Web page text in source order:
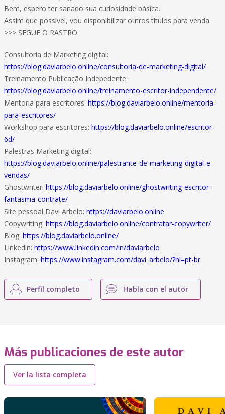
Bem, espero ter sanado sua curiosidade básica.
Assim que possível, vou disponibilizar outros títulos para venda.
>>> SEGUE O RASTRO
Consultoria de Marketing digital:
https://blog.daviarbelo.online/consultoria-de-marketing-digital/
Treinamento Publicação Indepedente:
https://blog.daviarbelo.online/treinamento-escritor-independente/
Mentoria para escritores: https://blog.daviarbelo.online/mentoria-
para-escritores/
Workshop para escritores: https://blog.daviarbelo.online/escritor-
6d/
Palestras Marketing digital:
https://blog.daviarbelo.online/palestrante-de-marketing-digital-e-
vendas/
Ghostwriter: https://blog.daviarbelo.online/ghostwriting-escritor-
fantasma-contrate/
Site pessoal Davi Arbelo: https://daviarbelo.online
Copywriting: https://blog.daviarbelo.online/contratar-copywriter/
Blog: https://blog.daviarbelo.online/
Linkedin: https://www.linkedin.com/in/daviarbelo
Instagram: https://www.instagram.com/davi_arbelo/?hl=pt-br
Perfil completo Habla con el autor
Más publicaciones de este autor
Ver la lista completa